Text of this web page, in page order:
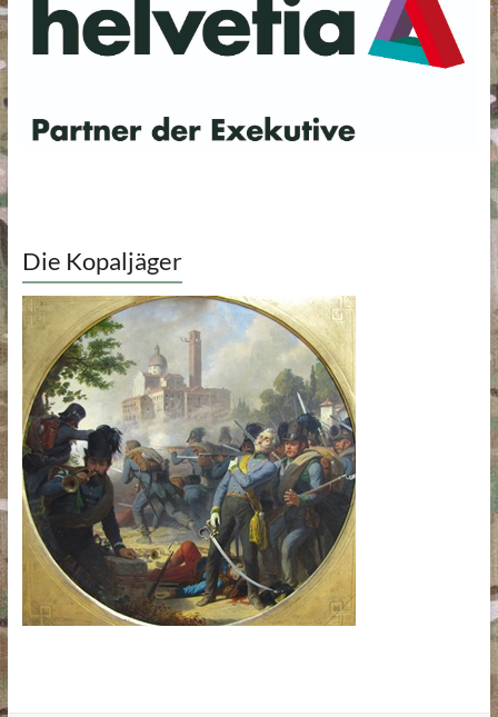
Die Kopaljäger